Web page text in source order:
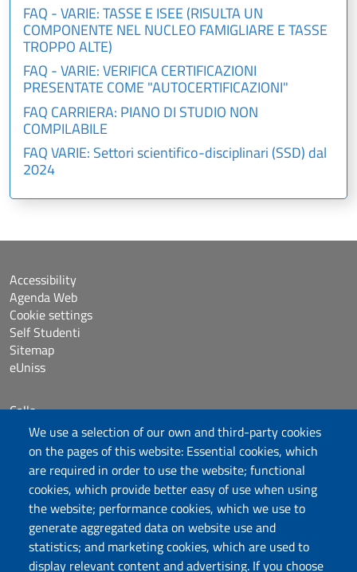
We use a selection of our own and third-party cookies
on the pages of this website: Essential cookies, which
are required in order to use the website; functional
cookies, which provide better easy of use when using
the website; performance cookies, which we use to
generate aggregated data on website use and
statistics; and marketing cookies, which are used to
display relevant content and advertising. If you choose
FAQ - VARIE: TASSE E ISEE (RISULTA UN
COMPONENTE NEL NUCLEO FAMIGLIARE E TASSE
TROPPO ALTE)
FAQ - VARIE: VERIFICA CERTIFICAZIONI
PRESENTATE COME "AUTOCERTIFICAZIONI"
FAQ CARRIERA: PIANO DI STUDIO NON
COMPILABILE
FAQ VARIE: Settori scientifico-disciplinari (SSD) dal
2024
Accessibility
Agenda Web
Cookie settings
Self Studenti
Sitemap
eUniss
Calls
Dichiarazione di accessibilità
Posta elettronica @uniss.it
Protocollo
Follow us